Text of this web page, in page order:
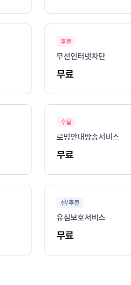
후불
무선인터넷차단
무료
후불
로밍안내방송서비스
무료
선/후불
유심보호서비스
무료